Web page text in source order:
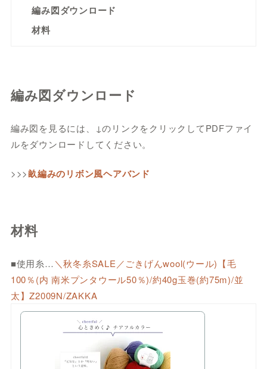
編み図ダウンロード
材料
編み図ダウンロード
編み図を見るには、↓のリンクをクリックしてPDFファイ
ルをダウンロードしてください。
>>>畝編みのリボン風ヘアバンド
材料
■使用糸… ＼秋冬糸SALE／ごきげんwool(ウール)【毛
100％(内 南米プンタウール50％)/約40g玉巻(約75m)/並
太】Z2009N/ZAKKA